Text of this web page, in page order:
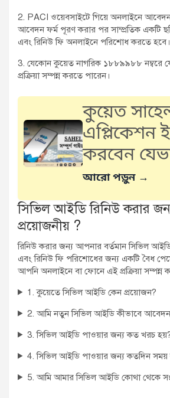
2. PACI ওয়েবসাইটে গিয়ে অনলাইনে
আবেদন ফর্ম পূরণ করার পর সাম্প্রতিক
এবং রিনিউ ফি অনলাইনে পরিশোধ করতে হবে।
3. যেকোন কুয়েত নাগরিক ১৮৮৯৯৮৮ নম্বরে
প্রক্রিয়া সম্পন্ন করতে পারেন।
কুয়েত
এপ্লিকেশন
করবেন
আরো পড়ুন →
সিভিল আইডি রিনিউ করার
প্রয়োজনীয় ?
রিনিউ করার জন্য আপনার বর্তমান সিভিল আইডি
এবং রিনিউ ফি পরিশোধের জন্য একটি বৈধ
আপনি অনলাইনে বা ফোনে এই প্রক্রিয়া সম্পন্ন
1. কুয়েতে সিভিল আইডি কেন প্রয়োজন?
2. আমি নতুন সিভিল আইডি কীভাবে
3. সিভিল আইডি পাওয়ার জন্য কত খরচ
4. সিভিল আইডি পাওয়ার জন্য কতদিন সময়
5. আমি আমার সিভিল আইডি কোথা থেকে